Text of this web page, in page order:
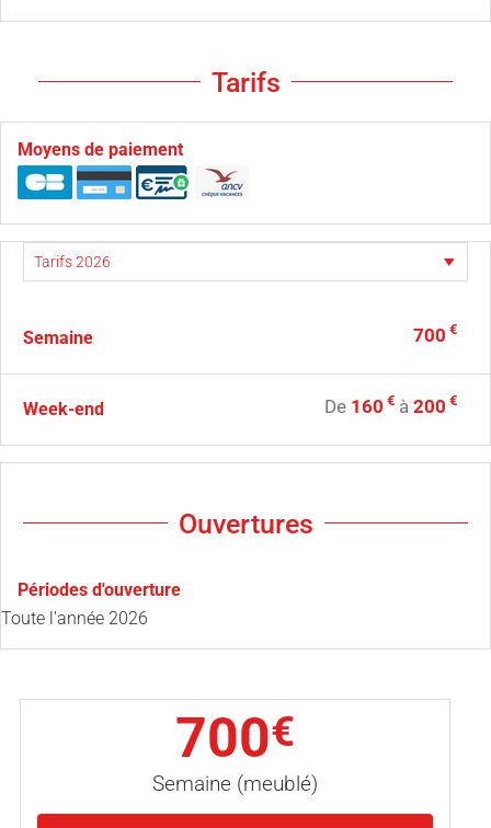
Tarifs
Moyens de paiement
Semaine 700 €
Week-end De 160 € à 200 €
Ouvertures
Périodes d'ouverture
Toute l'année 2026
700€
Semaine (meublé)